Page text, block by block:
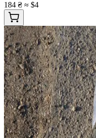
184 ₴ ≈ $4